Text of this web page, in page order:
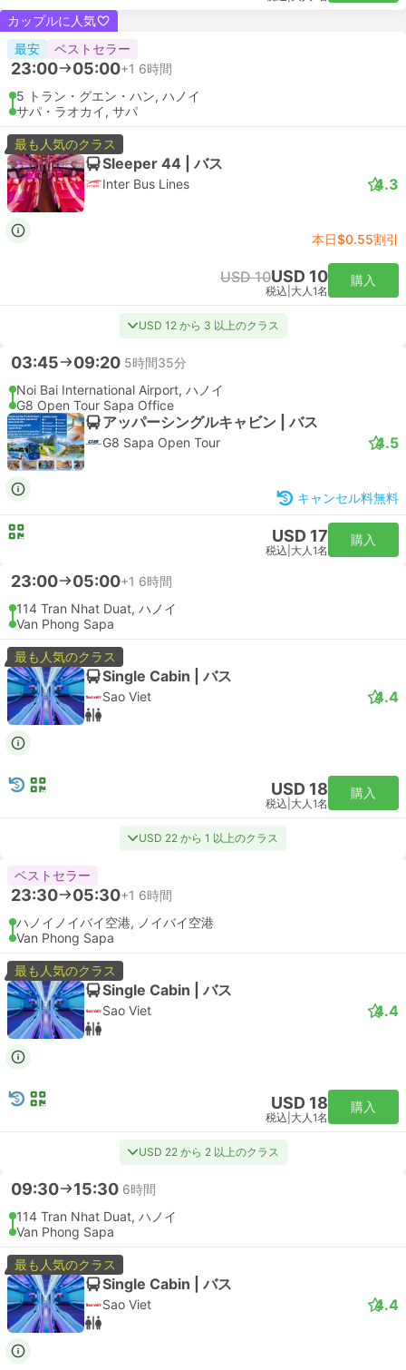
カップルに人気
最安
ベストセラー
23:00 05:00+1 6時間
5 トラン・グエン・ハン, ハノイ
サパ・ラオカイ, サパ
最も人気のクラス
Sleeper 44 | バス
Inter Bus Lines 4.3
本日$0.55割引
USD 10USD 10
税込 大人1名
購入
USD 12 から 3 以上のクラス
03:45 09:20 5時間35分
Noi Bai International Airport, ハノイ
G8 Open Tour Sapa Office
アッパーシングルキャビン | バス
G8 Sapa Open Tour 4.5
キャンセル料無料
USD 17
税込 大人1名
購入
23:00 05:00+1 6時間
114 Tran Nhat Duat, ハノイ
Van Phong Sapa
最も人気のクラス
Single Cabin | バス
Sao Viet 4.4
USD 18
税込 大人1名
購入
USD 22 から 1 以上のクラス
ベストセラー
23:30 05:30+1 6時間
ハノイノイバイ空港, ノイバイ空港
Van Phong Sapa
最も人気のクラス
Single Cabin | バス
Sao Viet 4.4
USD 18
税込 大人1名
購入
USD 22 から 2 以上のクラス
09:30 15:30 6時間
114 Tran Nhat Duat, ハノイ
Van Phong Sapa
最も人気のクラス
Single Cabin | バス
Sao Viet 4.4